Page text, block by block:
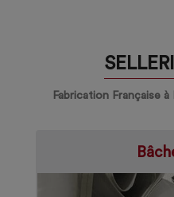
Fabrication Française